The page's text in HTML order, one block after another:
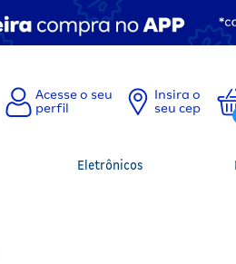
Insira o
seu cep
Eletrônicos